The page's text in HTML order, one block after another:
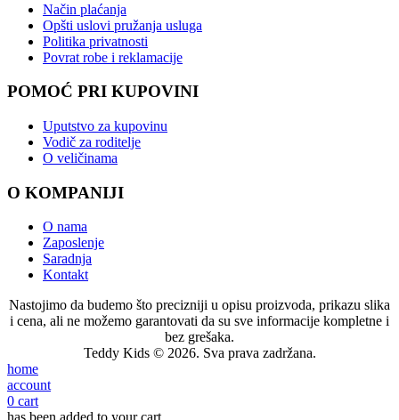
Način plaćanja
Opšti uslovi pružanja usluga
Politika privatnosti
Povrat robe i reklamacije
POMOĆ PRI KUPOVINI
Uputstvo za kupovinu
Vodič za roditelje
O veličinama
O KOMPANIJI
O nama
Zaposlenje
Saradnja
Kontakt
Nastojimo da budemo što precizniji u opisu proizvoda, prikazu slika
i cena, ali ne možemo garantovati da su sve informacije kompletne i
bez grešaka.
Teddy Kids © 2026. Sva prava zadržana.
home
account
0 cart